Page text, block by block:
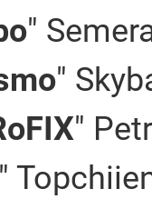
"
"
"
"